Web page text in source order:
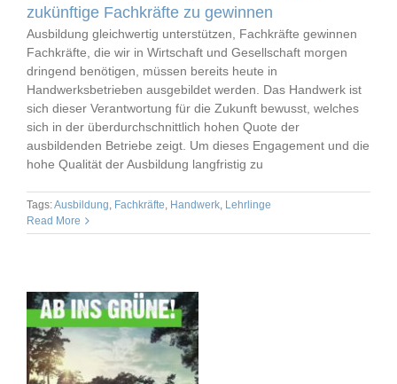
zukünftige Fachkräfte zu gewinnen
Ausbildung gleichwertig unterstützen, Fachkräfte gewinnen
Fachkräfte, die wir in Wirtschaft und Gesellschaft morgen
dringend benötigen, müssen bereits heute in
Handwerksbetrieben ausgebildet werden. Das Handwerk ist
sich dieser Verantwortung für die Zukunft bewusst, welches
sich in der überdurchschnittlich hohen Quote der
ausbildenden Betriebe zeigt. Um dieses Engagement und die
hohe Qualität der Ausbildung langfristig zu
Tags:Ausbildung, Fachkräfte, Handwerk, Lehrlinge
Read More